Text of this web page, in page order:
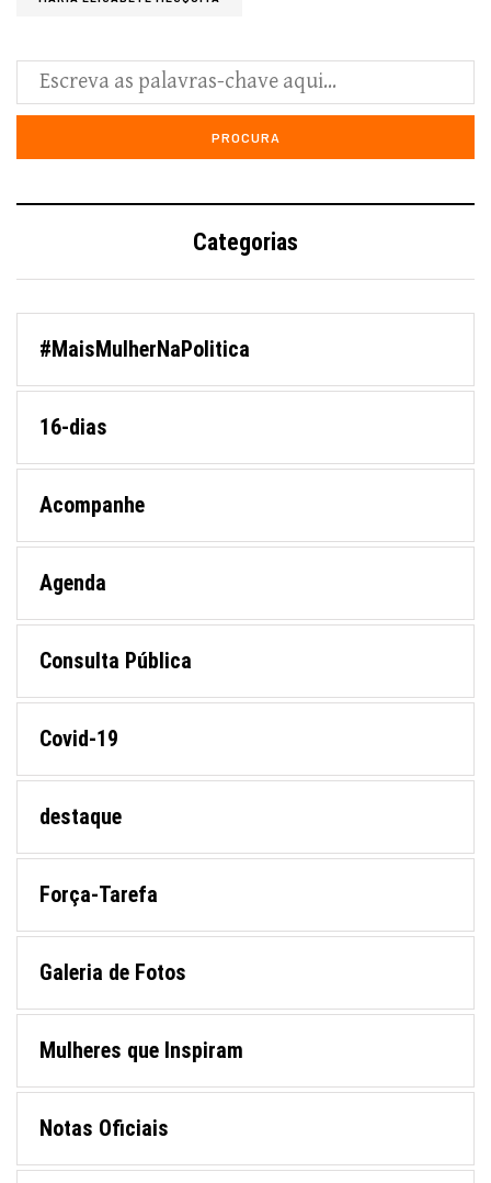
Categorias
#MaisMulherNaPolitica
16-dias
Acompanhe
Agenda
Consulta Pública
Covid-19
destaque
Força-Tarefa
Galeria de Fotos
Mulheres que Inspiram
Notas Oficiais